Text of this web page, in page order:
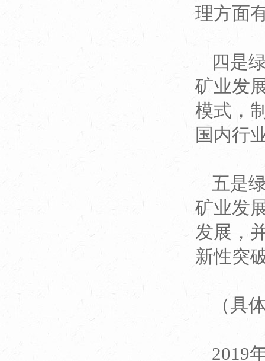
理方面
四是
矿业发
模式，
国内行
五是
矿业发
发展，
新性突
（具
2019